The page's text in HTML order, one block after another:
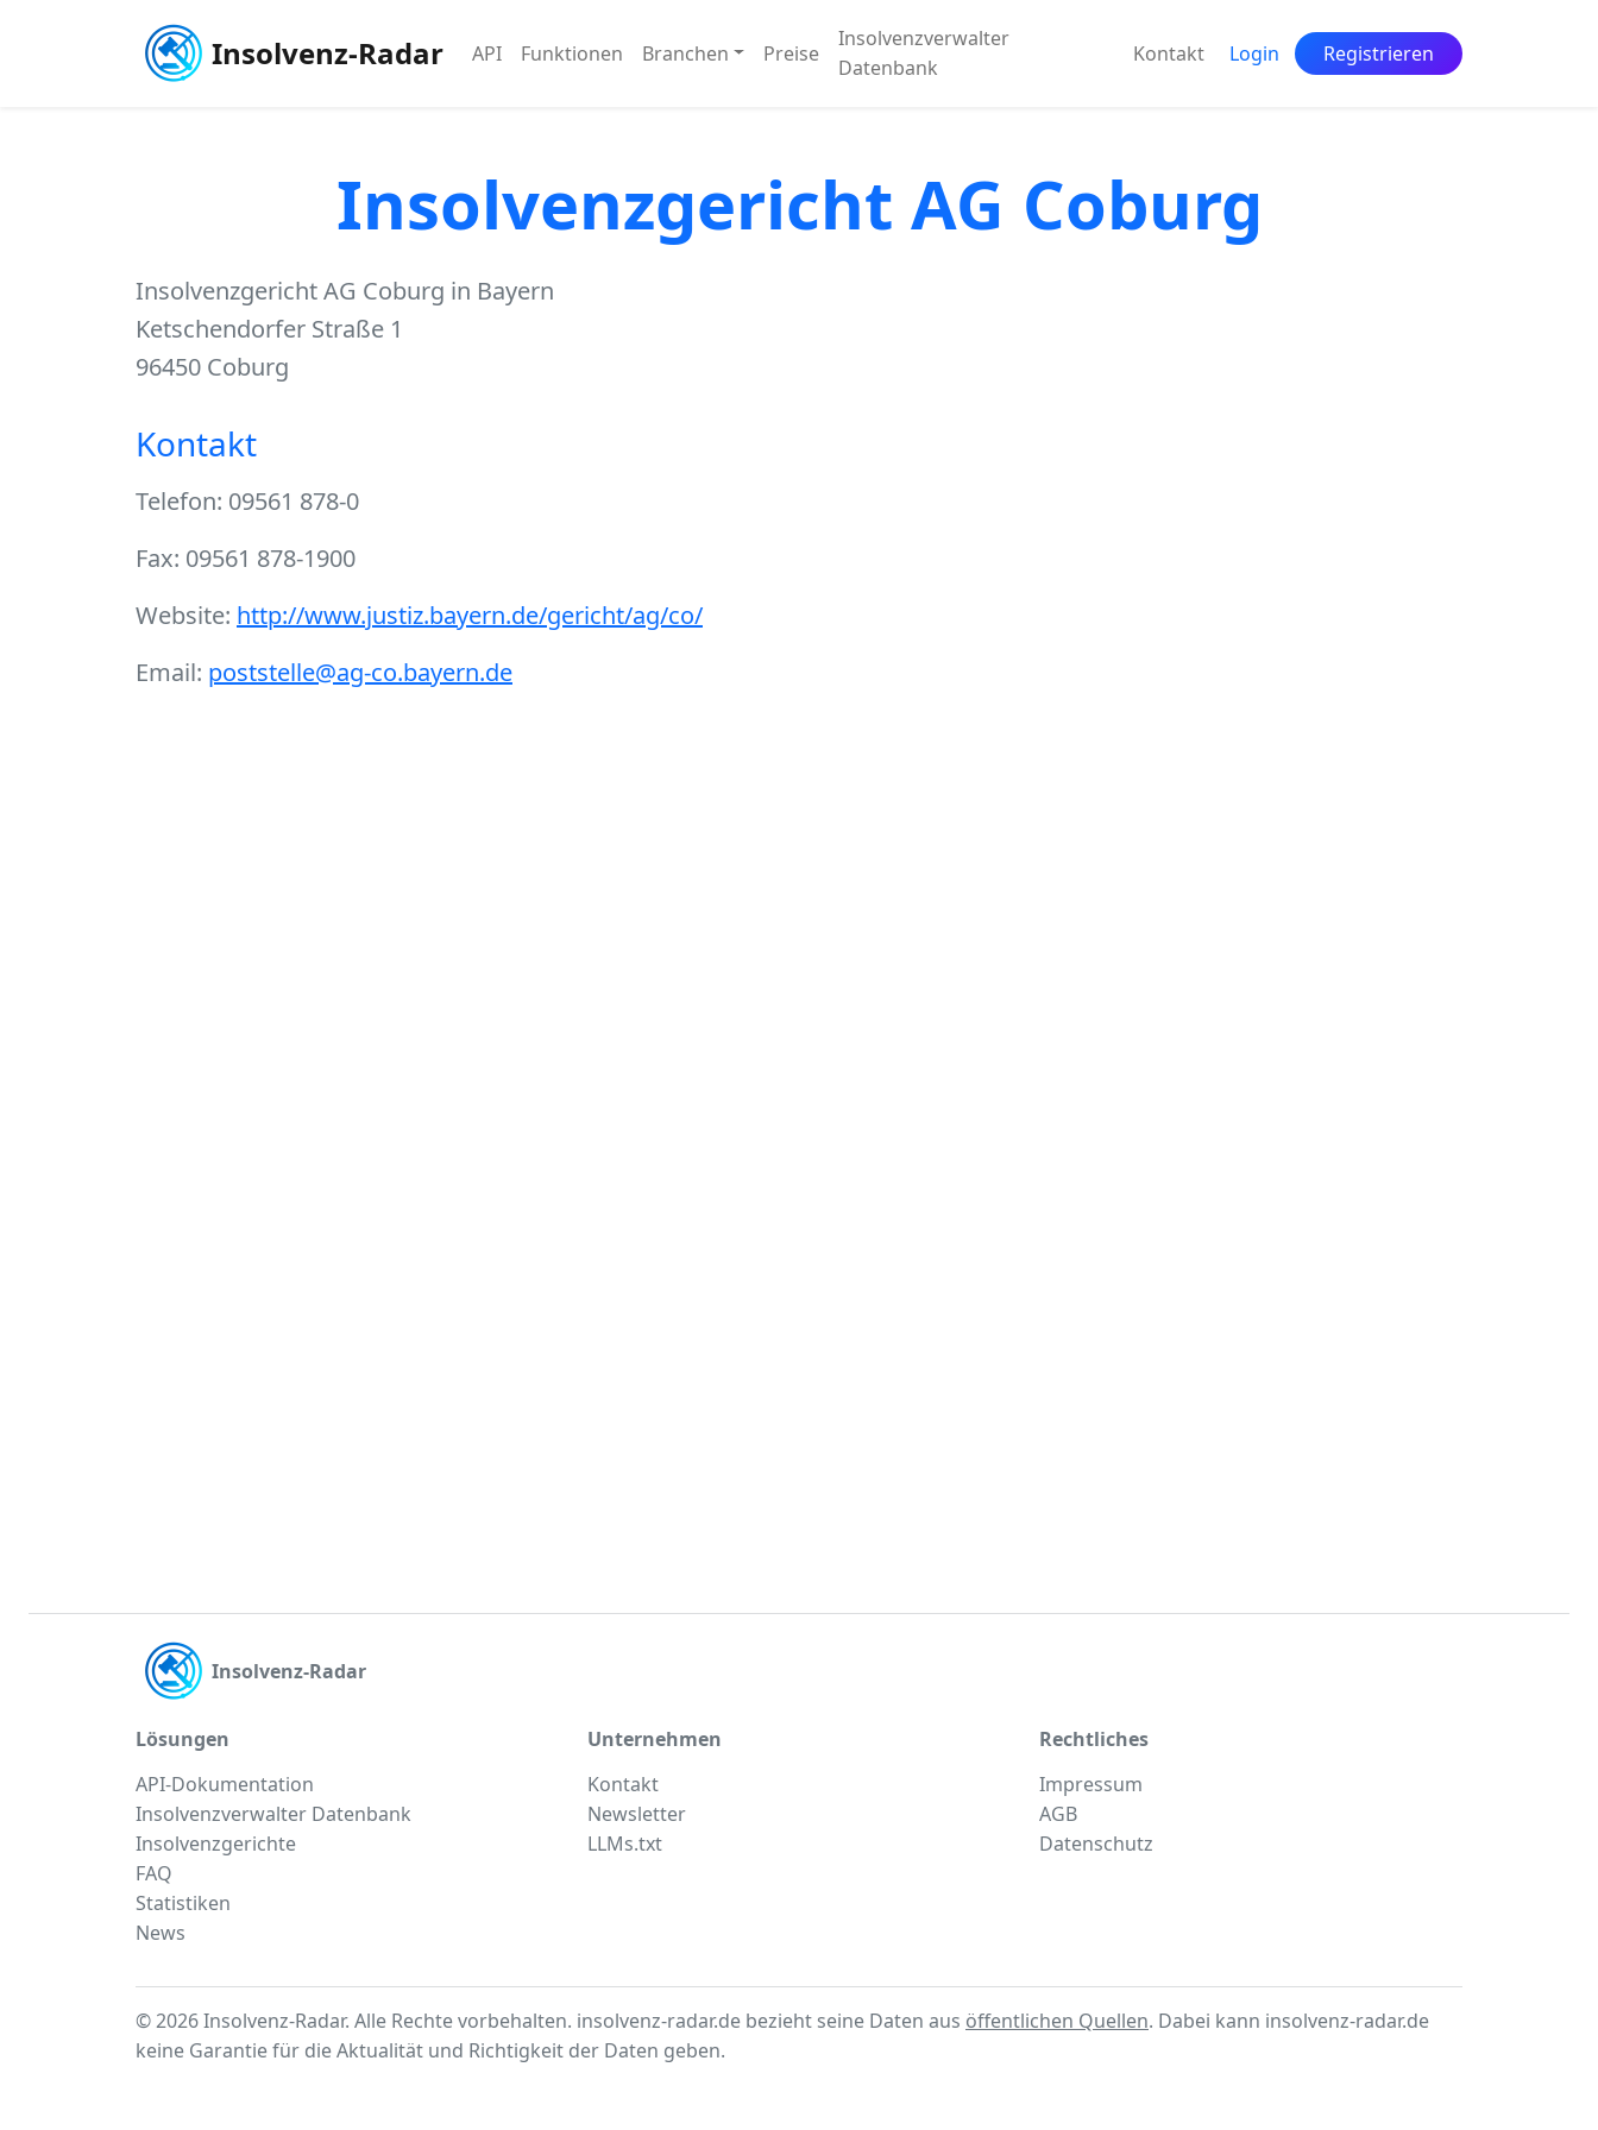
Insolvenz-Radar API Funktionen Branchen Preise
Insolvenzverwalter
Datenbank
Kontakt Login Registrieren
Insolvenzgericht AG Coburg
Insolvenzgericht AG Coburg in Bayern
Ketschendorfer Straße 1
96450 Coburg
Kontakt
Telefon: 09561 878-0
Fax: 09561 878-1900
Website: http://www.justiz.bayern.de/gericht/ag/co/
Email: poststelle@ag-co.bayern.de
Insolvenz-Radar
Lösungen
API-Dokumentation
Insolvenzverwalter Datenbank
Insolvenzgerichte
FAQ
Statistiken
News
Unternehmen
Kontakt
Newsletter
LLMs.txt
Rechtliches
Impressum
AGB
Datenschutz
© 2026 Insolvenz-Radar. Alle Rechte vorbehalten. insolvenz-radar.de bezieht seine Daten aus öffentlichen Quellen. Dabei kann insolvenz-radar.de
keine Garantie für die Aktualität und Richtigkeit der Daten geben.